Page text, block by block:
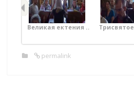
Великая ектения .. Трисвятое
permalink